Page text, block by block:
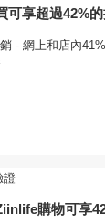
可享超過42%
- 網上和店內
證
購物可享